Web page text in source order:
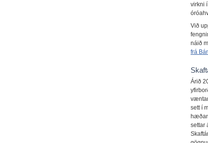
virkni
Við
náið
frá
Árið
sett í
settar